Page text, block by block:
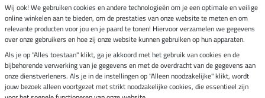
Verzending per
Veilig betalen met
Wij ook! We gebruiken cookies en andere technologieën om je een optimale en veilige
online winkelen aan te bieden, om de prestaties van onze website te meten en om
relevante producten voor jou en je paard te tonen! Hiervoor verzamelen we gegevens
over onze gebruikers en hoe zij onze website kunnen gebruiken op hun apparaten.
Als je op "Alles toestaan" klikt, ga je akkoord met het gebruik van cookies en de
bijbehorende verwerking van je gegevens en met de overdracht van de gegevens aan
onze dienstverleners. Als je in de instellingen op "Alleen noodzakelijke" klikt, wordt
jouw bezoek alleen voortgezet met strikt noodzakelijke cookies, die essentieel zijn